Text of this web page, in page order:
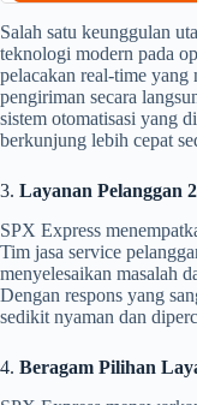
Salah satu keunggulan
teknologi modern pada
pelacakan real-time yang
pengiriman secara
sistem otomatisasi yang
berkunjung lebih cepat
3. Layanan Pelanggan
SPX Express
Tim jasa service
menyelesaikan masalah
Dengan respons yang
sedikit nyaman dan
4. Beragam Pilihan